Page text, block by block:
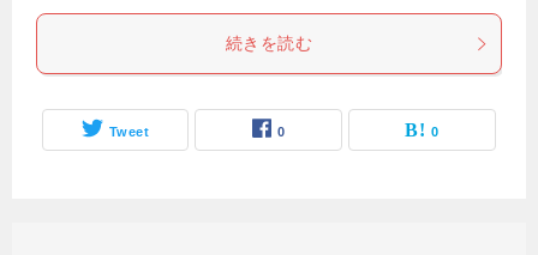
続きを読む
Tweet 0 0